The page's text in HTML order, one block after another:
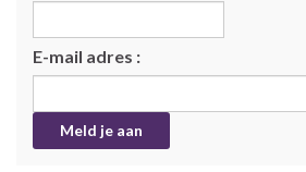
E-mail adres :